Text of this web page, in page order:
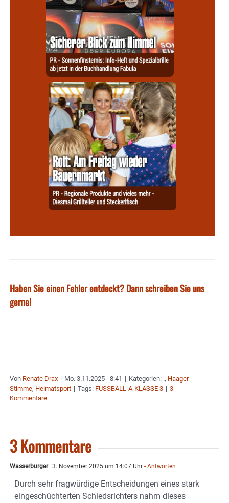
Haben Sie einen Fehler entdeckt? Dann schreiben Sie uns
gerne!
Von Renate Drax | Mo. 3.11.2025 - 8:41 | Kategorien: ., Haager-
Stimme, Heimatsport | Tags: FUSSBALL-A-KLASSE 3 | 3
Kommentare
3 Kommentare
Wasserburger 3. November 2025 um 14:07 Uhr - Antworten
Durch sehr fragwürdige Entscheidungen eines stark
eingeschüchterten Schiedsrichters nahm dieses